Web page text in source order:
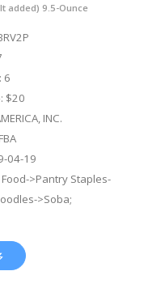
added) 9.5-Ounce
6
$20
INC.
04-19
>Pantry Staples-
>Soba;